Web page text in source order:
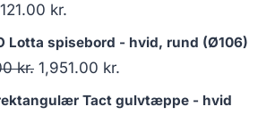
kr.
Lotta spisebord - hvid, rund (Ø106)
kr. 1,951.00 kr.
Tact gulvtæppe - hvid